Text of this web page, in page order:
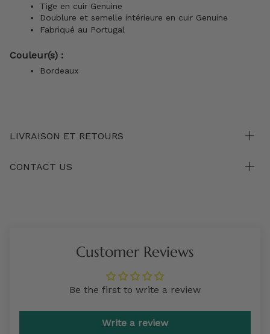
Tige en cuir Genuine
Doublure et semelle intérieure en cuir Genuine
Fabriqué au Portugal
Couleur(s) :
Bordeaux
LIVRAISON ET RETOURS
CONTACT US
Customer Reviews
Be the first to write a review
Write a review